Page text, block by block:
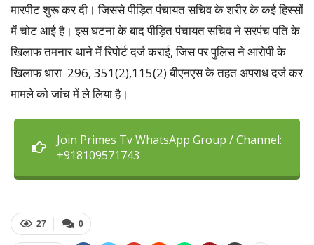
मारपीट शुरू कर दी। जिससे पीड़ित पंचायत सचिव के शरीर के कई हिस्सों
में चोट आई है। इस घटना के बाद पीड़ित पंचायत सचिव ने सरपंच पति के
खिलाफ तमनार थाने में रिपोर्ट दर्ज कराई, जिस पर पुलिस ने आरोपी के
खिलाफ धारा 296, 351(2),115(2) बीएनएस के तहत अपराध दर्ज कर
मामले को जांच में ले लिया है।
Join Primes Tv WhatsApp Group / Channel:
+918109571743
0
27